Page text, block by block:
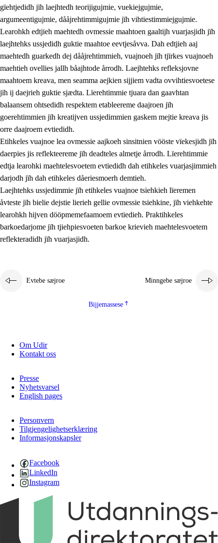
1.3 Laejhtehks ussjedimmie jïh etihkeles vuajnoe
1.4
Skaepiedimmievoeteaavoe, eadtjohkevoete jïh
goerehtimmievæljoe
1.5 Eatnemem krööhkestidh jïh byjresegoerkesevoete
1.6 Demokratije jïh meatanårrome
gïehtjedidh jïh laejhtedh teorijigujmie, vuekiejgujmie,
argumeentigujmie, dååjrehtimmigujmie jïh vihtiestimmiejgujmie.
Learohkh edtjieh maehtedh ovmessie maahtoen gaaltijh vuarjasjidh jïh
laejhtehks ussjedidh guktie maahtoe eevtjesåvva. Dah edtjieh aaj
maehtedh guarkedh dej dååjrehtimmieh, vuajnoeh jïh tjïrkes vuajnoeh
maehtieh ovellies jallh båajhtode årrodh. Laejhtehks refleksjovne
maahtoem kreava, men seamma aejkien sijjiem vadta ovvihtiesvoetese
jïh ij daejrieh guktie sjædta. Lïerehtimmie tjuara dan gaavhtan
balaansem ohtsedidh respektem etableereme daajroen jïh
goerehtimmien jïh kreatijven ussjedimmien gaskem mejtie kreava jis
orre daajroem evtiedidh.
Etihkeles vuajnoe lea ovmessie aajkoeh sinsitnien vööste vïekesjidh jïh
daerpies jis reflekteereme jïh deadteles almetje årrodh. Lïerehtimmie
edtja learohki maehtelesvoetem evtiedidh dah etihkeles vuarjasjimmieh
darjodh jïh dah etihkeles dåeriesmoerh demtieh.
Laejhtehks ussjedimmie jïh etihkeles vuajnoe tsiehkieh lïeremen
åvteste jïh bielie dejstie lierieh gellie ovmessie tsiehkine, jïh viehkehte
learohkh hijven dööpmemefaamoem evtiedieh. Praktihkeles
barkoedarjome jïh tjiehpiesvoeten barkoe krievieh maehtelesvoetem
reflekteradidh jïh vuarjasjidh.
Evtebe sæjroe Minngebe sæjroe
Bijjemassese
Om Udir
Kontakt oss
Presse
Nyhetsvarsel
English pages
Personvern
Tilgjengelighetserklæring
Informasjonskapsler
Facebook
LinkedIn
Instagram